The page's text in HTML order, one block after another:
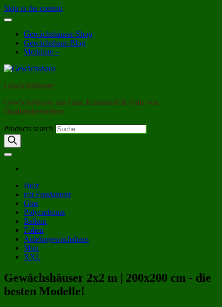
Skip to the content
Gewächshäuser-Shop
Gewächshaus-Blog
Merkliste –
Gewächshäuser
Gewächshäuser aus Glas, Kunststoff & Folie von
Qualitätsherstellern
Products search
Holz
mit Fundament
Glas
Polycarbonat
Balkon
Folien
Anlehngewächshaus
Mini
XXL
Gewächshäuser 2x2 m | 200x200 cm - die
besten Modelle!